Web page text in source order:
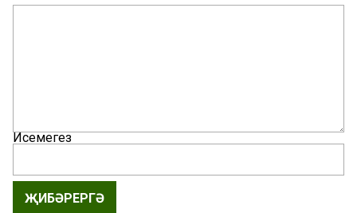
Исемегез
ҖИБӘРЕРГӘ